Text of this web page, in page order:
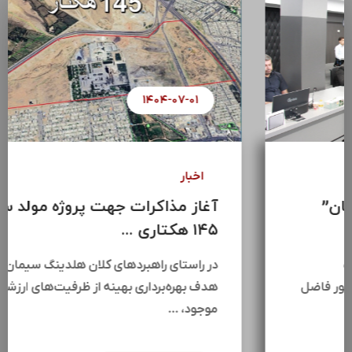
۱۴۰۴-۰۷-۰۸
سومین جلسه “اتاق فکر ساختمان”
هلدینگ سرمایه گذاری ...
سومین جلسه اتاق فکر ساختمان هلدینگ
سرمایه‌گذاری سیمان تأمین (سیتا) با حضور فاضل
عبیات،جمعی از مدیران …